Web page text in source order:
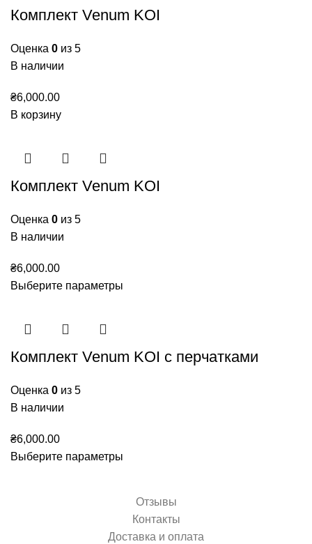
Комплект Venum KOI
Оценка 0 из 5
В наличии
₴6,000.00
В корзину
Комплект Venum KOI
Оценка 0 из 5
В наличии
₴6,000.00
Выберите параметры
Комплект Venum KOI с перчатками
Оценка 0 из 5
В наличии
₴6,000.00
Выберите параметры
Отзывы
Контакты
Доставка и оплата